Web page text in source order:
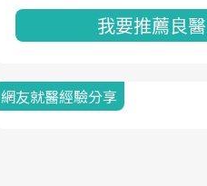
我要推薦良醫
網友就醫經驗分享